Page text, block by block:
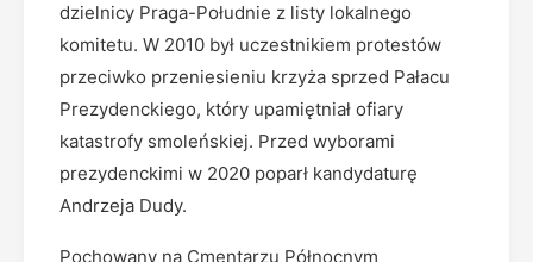
dzielnicy Praga-Południe z listy lokalnego
komitetu. W 2010 był uczestnikiem protestów
przeciwko przeniesieniu krzyża sprzed Pałacu
Prezydenckiego, który upamiętniał ofiary
katastrofy smoleńskiej. Przed wyborami
prezydenckimi w 2020 poparł kandydaturę
Andrzeja Dudy.
Pochowany na Cmentarzu Północnym